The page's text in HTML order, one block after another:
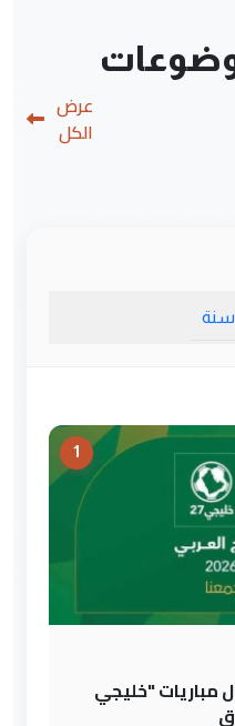
عرض
الكل
سنة
1
مباريات "خليجي